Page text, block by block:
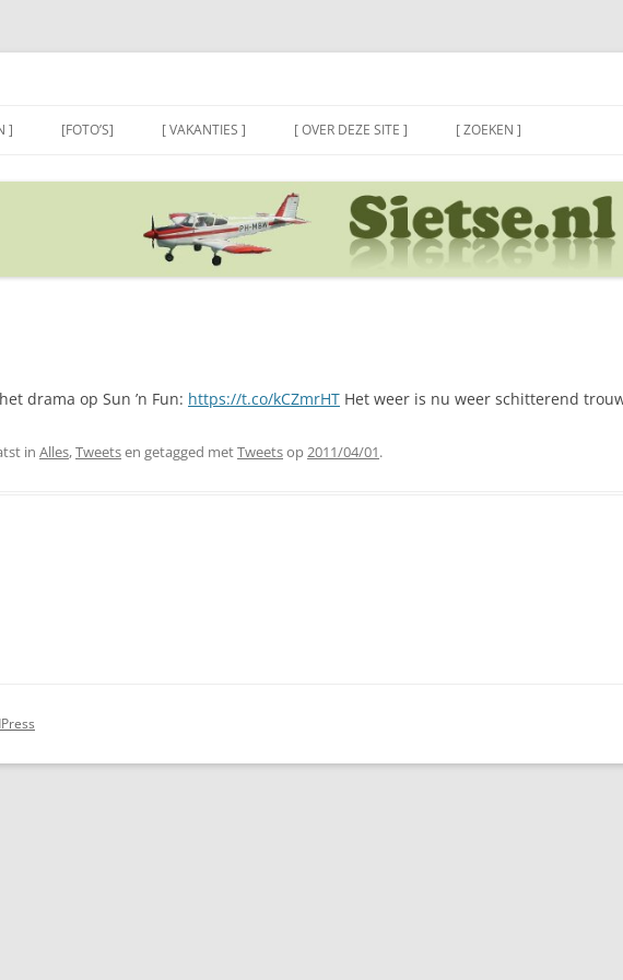
] [FOTO’S] [ VAKANTIES ] [ OVER DEZE SITE ] [ ZOEKEN ]
drama op Sun ’n Fun: https://t.co/kCZmrHT Het weer is nu weer schitterend
in Alles,Tweetsen getagged metTweetsop2011/04/01.